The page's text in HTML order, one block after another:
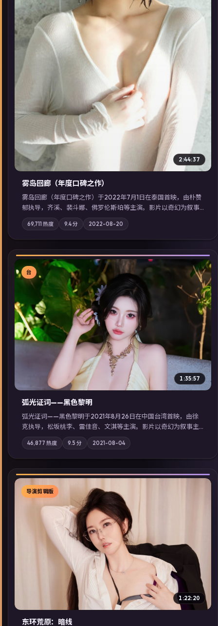
▶
2:44:37
雾岛回廊（年度口碑之作）
雾岛回廊（年度口碑之作）于2022年7月1日在泰国首映，由朴赞
郁执导，齐溪、裴斗娜、佛罗伦斯·珀等主演。影片以奇幻为叙事
主轴，边境小镇的平静被一封匿名信彻底打破；摄影与配乐强化
地域气质；站内亦可通过「国产免费观看高清电视剧在线看」延
展检索同类型高分佳作，畅享高清在线追剧体验。
69,711 热度 9.4分 2022-08-20
▶
台
1:35:57
弧光证词——黑色黎明
弧光证词——黑色黎明于2021年8月26日在中国台湾首映，由徐
克执导，松坂桃李、雷佳音、文淇等主演。影片以奇幻为叙事主
轴，边境小镇的平静被一封匿名信彻底打破；摄影与配乐强化地
域气质；站内亦可通过「国产免费观看高清电视剧在线看」延展
检索同类型高分佳作，畅享高清在线追剧体验。
46,877 热度 9.5 分 2021-08-04
▶
导演剪辑版
1:22:20
东环荒原：暗线